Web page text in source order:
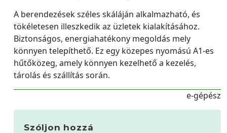
A berendezések széles skáláján alkalmazható, és
tökéletesen illeszkedik az üzletek kialakításához.
Biztonságos, energiahatékony megoldás mely
könnyen telepíthető. Ez egy közepes nyomású A1-es
hűtőközeg, amely könnyen kezelhető a kezelés,
tárolás és szállítás során.
e-gépész
Szóljon hozzá